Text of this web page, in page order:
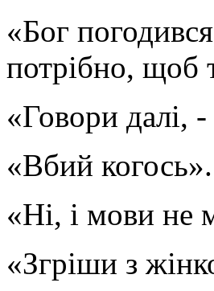
«Бог
потрібно, щоб
«Говори далі,
«Вбий когось».
«Ні, і мови не
«Згріши з